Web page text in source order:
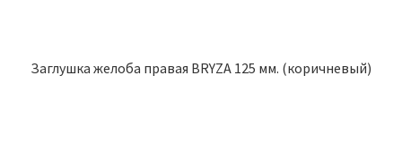
Заглушка желоба правая BRYZA 125 мм. (коричневый)